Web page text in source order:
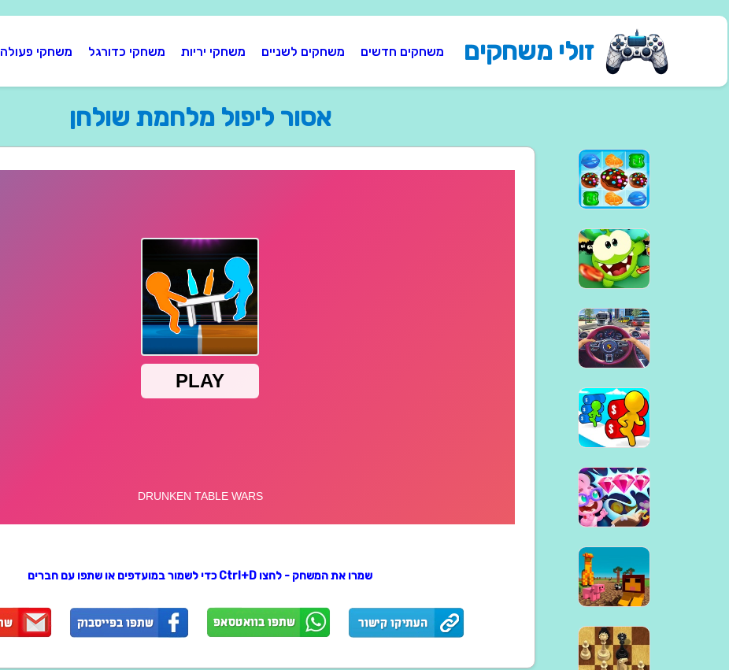
זולי משחקים משחקים חדשים משחקים לשניים משחקי יריות משחקי כדורגל משחקי פעולה
אסור ליפול מלחמת שולחן
שמרו את המשחק - לחצו Ctrl+D כדי לשמור במועדפים או שתפו עם חברים